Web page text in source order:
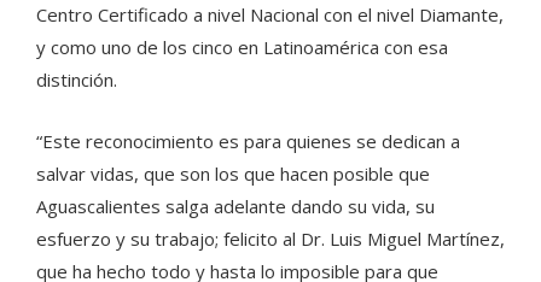
Centro Certificado a nivel Nacional con el nivel Diamante,
y como uno de los cinco en Latinoamérica con esa
distinción.
“Este reconocimiento es para quienes se dedican a
salvar vidas, que son los que hacen posible que
Aguascalientes salga adelante dando su vida, su
esfuerzo y su trabajo; felicito al Dr. Luis Miguel Martínez,
que ha hecho todo y hasta lo imposible para que